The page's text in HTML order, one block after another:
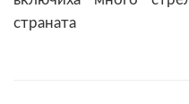
страната